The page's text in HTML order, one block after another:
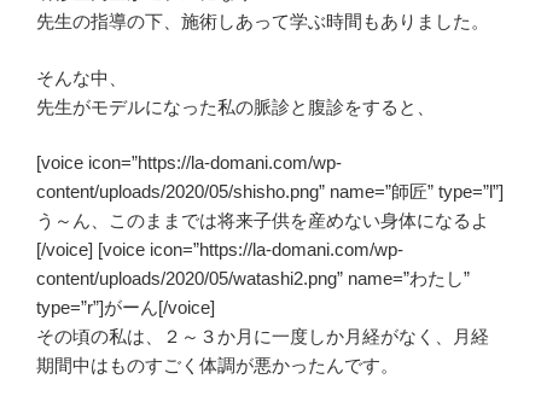
先生の指導の下、施術しあって学ぶ時間もありました。
そんな中、
先生がモデルになった私の脈診と腹診をすると、
[voice icon=”https://la-domani.com/wp-
content/uploads/2020/05/shisho.png” name=”師匠” type=”l”]
う～ん、このままでは将来子供を産めない身体になるよ
[/voice] [voice icon=”https://la-domani.com/wp-
content/uploads/2020/05/watashi2.png” name=”わたし”
type=”r”]がーん[/voice]
その頃の私は、２～３か月に一度しか月経がなく、月経
期間中はものすごく体調が悪かったんです。